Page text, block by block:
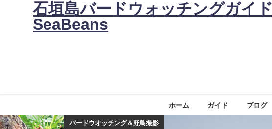
石垣島バードウォッチングガイド
SeaBeans
ホーム ガイド ブログ
バードウオッチング＆野鳥撮影